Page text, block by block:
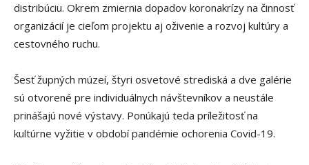
distribúciu. Okrem zmiernia dopadov koronakrízy na činnosť
organizácií je cieľom projektu aj oživenie a rozvoj kultúry a
cestovného ruchu.
Šesť župných múzeí, štyri osvetové strediská a dve galérie
sú otvorené pre individuálnych návštevníkov a neustále
prinášajú nové výstavy. Ponúkajú teda príležitosť na
kultúrne vyžitie v období pandémie ochorenia Covid-19.